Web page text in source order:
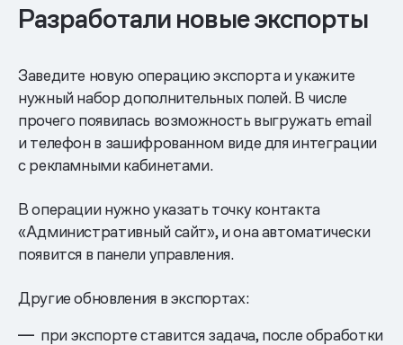
Разработали новые экспорты
Заведите новую операцию экспорта и укажите
нужный набор дополнительных полей. В числе
прочего появилась возможность выгружать email
и телефон в зашифрованном виде для интеграции
с рекламными кабинетами.
В операции нужно указать точку контакта
«Административный сайт», и она автоматически
появится в панели управления.
Другие обновления в экспортах:
при экспорте ставится задача, после обработки